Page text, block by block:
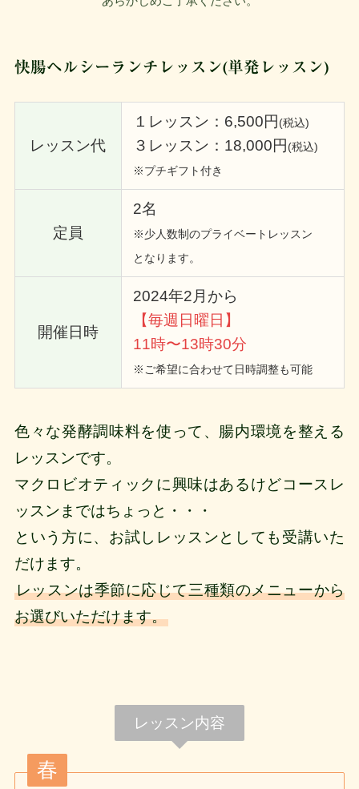
快腸ヘルシーランチレッスン(単発レッスン)
レッスン代
１レッスン：6,500円(税込)
３レッスン：18,000円(税込)
※プチギフト付き
定員
2名
※少人数制のプライベートレッスン
となります。
開催日時
2024年2月から
【毎週日曜日】
11時〜13時30分
※ご希望に合わせて日時調整も可能
色々な発酵調味料を使って、腸内環境を整える
レッスンです。
マクロビオティックに興味はあるけどコースレ
ッスンまではちょっと・・・
という方に、お試しレッスンとしても受講いた
だけます。
レッスンは季節に応じて三種類のメニューから
お選びいただけます。
レッスン内容
春